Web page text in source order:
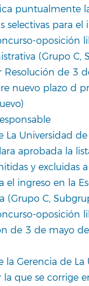
puntualmente
selectivas para el
oposición
(Grupo C,
Resolución de 3
nuevo plazo d
La Universidad
aprobada la
y excluidas
el ingreso en la
(Grupo C,
oposición
de 3 de mayo
la Gerencia de La
la que se corrige